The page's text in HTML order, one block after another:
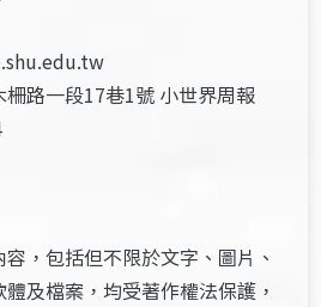
路一段17巷1號 小世界周報
，包括但不限於文字、圖片、
及檔案，均受著作權法保護，